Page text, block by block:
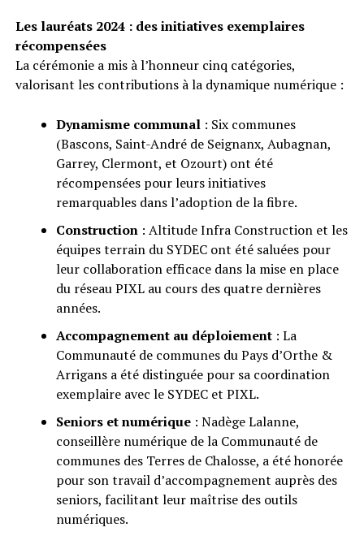
Les lauréats 2024 : des initiatives exemplaires
récompensées
La cérémonie a mis à l’honneur cinq catégories,
valorisant les contributions à la dynamique numérique :
Dynamisme communal: Six communes
(Bascons, Saint-André de Seignanx, Aubagnan,
Garrey, Clermont, et Ozourt) ont été
récompensées pour leurs initiatives
remarquables dans l’adoption de la fibre.
Construction: Altitude Infra Construction et les
équipes terrain du SYDEC ont été saluées pour
leur collaboration efficace dans la mise en place
du réseau PIXL au cours des quatre dernières
années.
Accompagnement au déploiement: La
Communauté de communes du Pays d’Orthe &
Arrigans a été distinguée pour sa coordination
exemplaire avec le SYDEC et PIXL.
Seniors et numérique: Nadège Lalanne,
conseillère numérique de la Communauté de
communes des Terres de Chalosse, a été honorée
pour son travail d’accompagnement auprès des
seniors, facilitant leur maîtrise des outils
numériques.